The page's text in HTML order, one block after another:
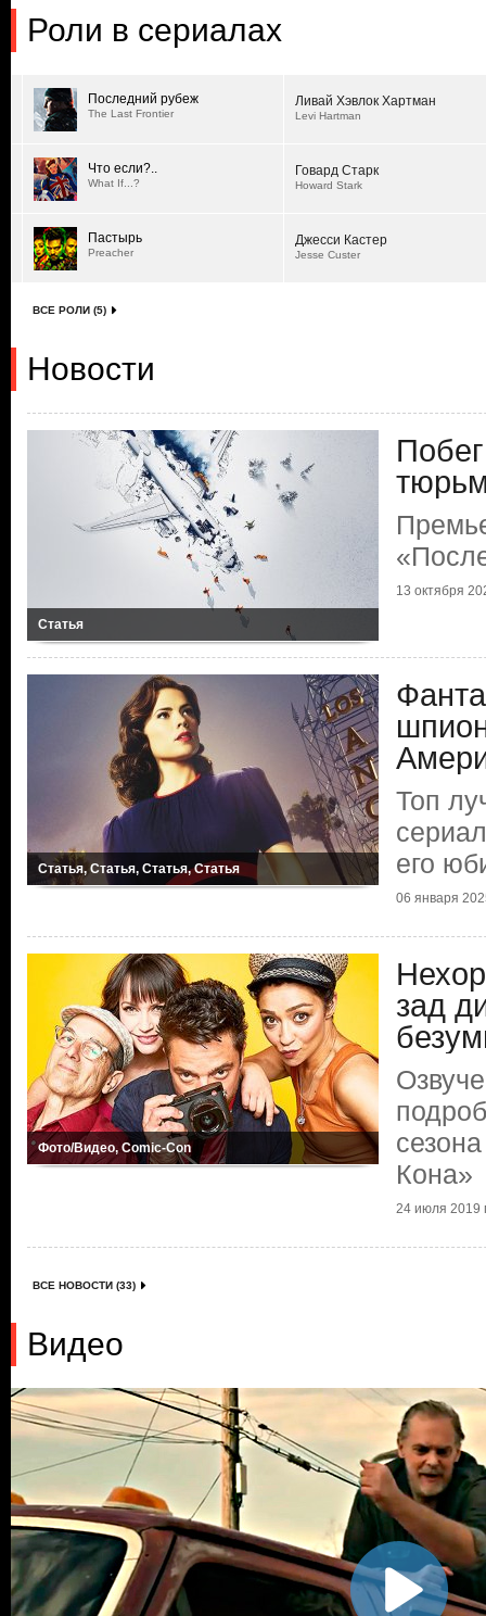
Роли в сериалах
Последний рубеж
The Last Frontier
Ливай Хэвлок Хартман
Levi Hartman
Что если?..
What If...?
Говард Старк
Howard Stark
Пастырь
Preacher
Джесси Кастер
Jesse Custer
ВСЕ РОЛИ (5)
Новости
Статья
13 октября
Статья, Статья, Статья, Статья
Топ
его
06 января
Фото/Видео, Comic-Con
зад
Кона»
24 июля 2019
ВСЕ НОВОСТИ (33)
Видео